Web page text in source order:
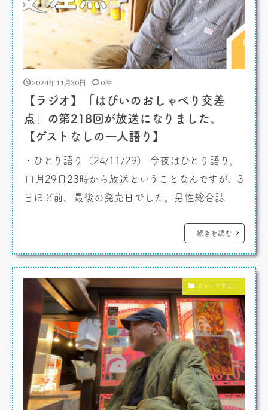
2024年11月30日 0件
【ラジオ】「はぴいのおしゃべり交差
点」の第218回が放送になりました。
【ゲストなしの一人語り】
・ひとり語り（24/11/29） 今夜はひとり語り。
11月29日23時から放送ということなんですが、3
日ほど前、最後の発売日でした。男性総合誌
休刊です。とうぜんわたくしの連載「それでもカ
レーは食べ物である。」も連載終了。なんという
雑誌には役割があると思いますが、それも減って
きているというのも事実。 […]
続きを読む
カレーですよ。